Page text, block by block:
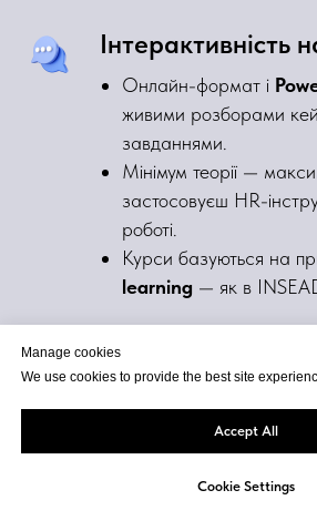
Інтерактивність
Онлайн-формат і
живими розборами
завданнями.
Мінімум теорії —
застосовуєш HR-
роботі.
Курси базуються на
learning — як в
Гнучкий графік
Усі заняття доступні
у зручний час і темпі.
поєднують роботу та
Manage cookies
We use cookies to provide the best site
Accept All
Cookie Settings